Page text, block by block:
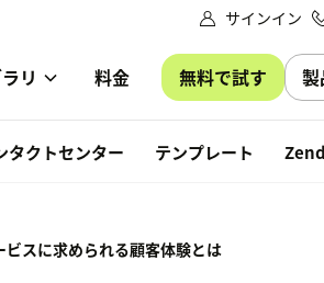
サインイン
リ 料金 無料で試す 製
タクトセンター テンプレート
ビスに求められる顧客体験とは